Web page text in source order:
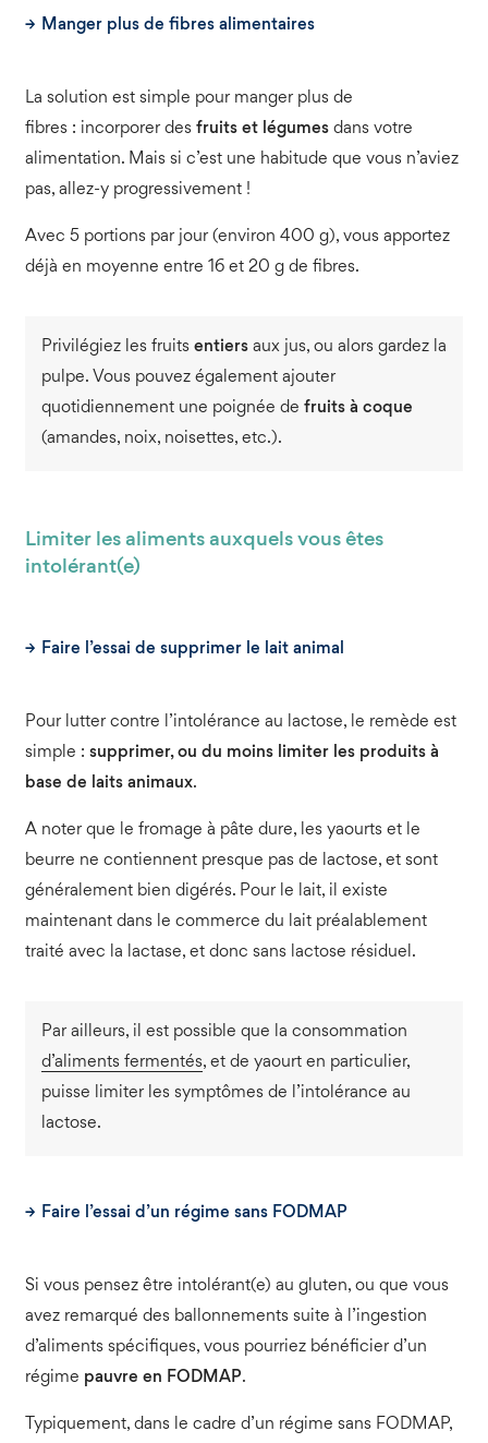
Manger plus de fibres alimentaires
La solution est simple pour manger plus de
fibres : incorporer des fruits et légumesdans votre
alimentation. Mais si c’est une habitude que vous n’aviez
pas, allez-y progressivement !
Avec 5 portions par jour (environ 400 g), vous apportez
déjà en moyenne entre 16 et 20 g de fibres.
Privilégiez les fruits entiersaux jus, ou alors gardez la
pulpe. Vous pouvez également ajouter
quotidiennement une poignée de fruits à coque
(amandes, noix, noisettes, etc.).
Limiter les aliments auxquels vous êtes
intolérant(e)
Faire l’essai de supprimer le lait animal
Pour lutter contre l’intolérance au lactose, le remède est
simple : supprimer, ou du moins limiter les produits à
base de laits animaux.
A noter que le fromage à pâte dure, les yaourts et le
beurre ne contiennent presque pas de lactose, et sont
généralement bien digérés. Pour le lait, il existe
maintenant dans le commerce du lait préalablement
traité avec la lactase, et donc sans lactose résiduel.
Par ailleurs, il est possible que la consommation
d’aliments fermentés, et de yaourt en particulier,
puisse limiter les symptômes de l’intolérance au
lactose.
Faire l’essai d’un régime sans FODMAP
Si vous pensez être intolérant(e) au gluten, ou que vous
avez remarqué des ballonnements suite à l’ingestion
d’aliments spécifiques, vous pourriez bénéficier d’un
régime pauvre en FODMAP.
Typiquement, dans le cadre d’un régime sans FODMAP,